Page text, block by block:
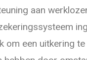
aan
om een uitkering